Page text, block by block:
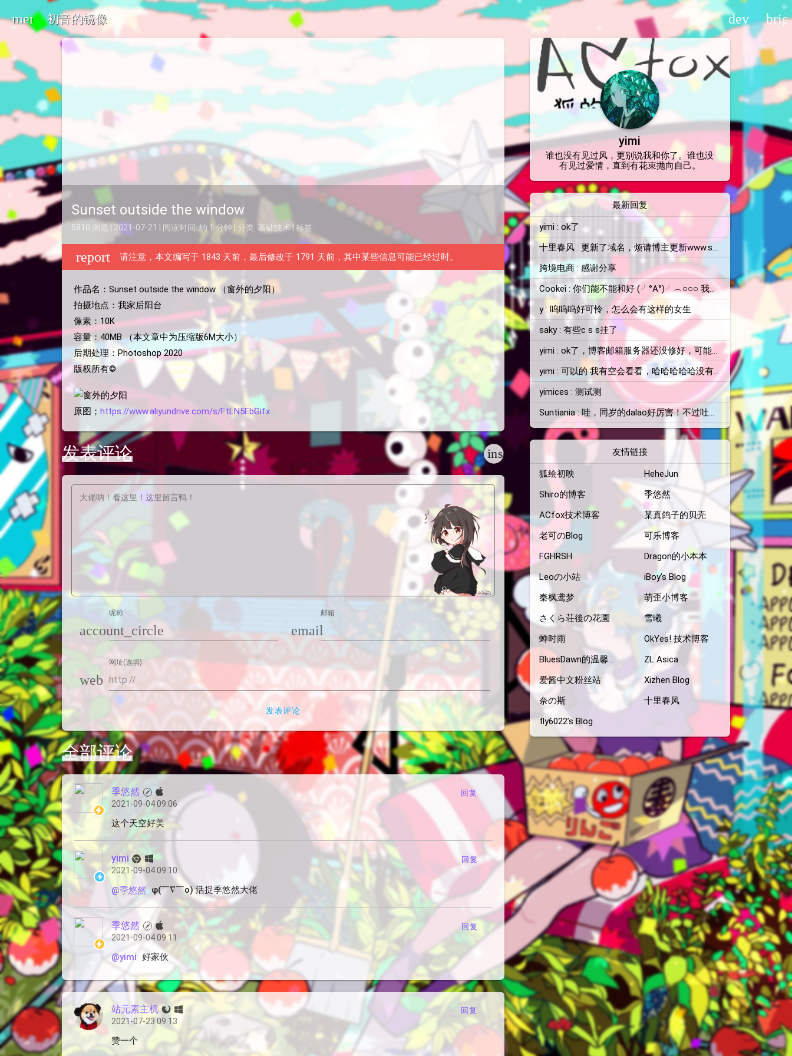
menu 初音的镜像 searchdevices
Sunset outside the window
5810 浏览 | 2021-07-21 | 阅读时间: 约 1 分钟 | 分类: 基础技术| 标签:
report 请注意，本文编写于 1843 天前，最后修改于 1791 天前，其中某些信息可能已经过时。
作品名：Sunset outside the window （窗外的夕阳）
拍摄地点：我家后阳台
像素：10K
容量：40MB （本文章中为压缩版6M大小）
后期处理：Photoshop 2020
版权所有©
原图； https://www.aliyundrive.com/s/FtLN5EbGifx
insert_emoticon
发表评论
account_circle
昵称
email
邮箱
web
网址(选填)
发表评论
全部评论
季悠然
2021-09-04 09:06
回复
这个天空好美
yimi
2021-09-04 09:10
回复
@季悠然 φ(￣∇￣o) 活捉季悠然大佬
季悠然
2021-09-04 09:11
回复
@yimi 好家伙
站元素主机
2021-07-23 09:13
回复
赞一个
yimi
谁也没有见过风，更别说我和你了。谁也没
有见过爱情，直到有花束抛向自己。
最新回复
yimi : ok了
十里春风 : 更新了域名，烦请博主更新www.shilichunfeng.top
跨境电商 : 感谢分享
Cookei : 你们能不能和好 (╯°A°)╯︵○○○ 我看不下去了
y : 呜呜呜好可怜，怎么会有这样的女生
saky : 有些c s s挂了
yimi : ok了，博客邮箱服务器还没修好，可能你收不到消息
yimi : 可以的 我有空会看看，哈哈哈哈哈没有的 自己没那么厉害
yimices : 测试测
Suntiania : 哇，同岁的dalao好厉害！不过吐槽一下，顶栏颜色和背景图片融为一体了，找了半天搜索框才找到位置=。=
友情链接
狐绘初映
HeheJun
Shiro的博客
季悠然
ACfox技术博客
某真鸽子的贝壳
老可のBlog
可乐博客
FGHRSH
Dragon的小本本
Leoの小站
iBoy's Blog
秦枫鸢梦
萌歪小博客
さくら荘後の花園
雪曦
蝉时雨
OkYes! 技术博客
BluesDawn的温馨小窝
ZL Asica
爱酱中文粉丝站
Xizhen Blog
奈の斯
十里春风
fly6022’s Blog